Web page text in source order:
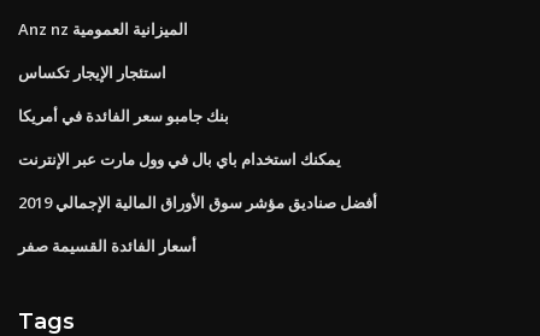
Anz nz الميزانية العمومية
استئجار الإيجار تكساس
بنك جامبو سعر الفائدة في أمريكا
يمكنك استخدام باي بال في وول مارت عبر الإنترنت
أفضل صناديق مؤشر سوق الأوراق المالية الإجمالي 2019
أسعار الفائدة القسيمة صفر
Tags